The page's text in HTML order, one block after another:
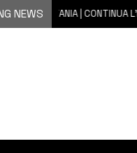
NEWS
CATANIA | CONTINUA